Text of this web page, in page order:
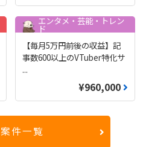
エンタメ・芸能・トレン
ド
【毎月5万円前後の収益】記
事数600以上のVTuber特化サ
...
¥960,000
案件一覧